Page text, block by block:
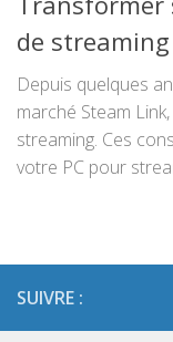
de streaming
Depuis quelques
marché Steam
streaming. Ces
votre PC pour
SUIVRE :